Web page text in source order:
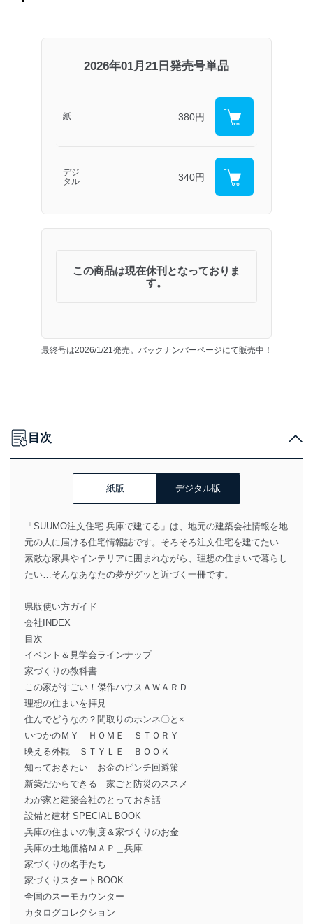
2026年01月21日発売号単品
紙 380円
デジ
タル
340円
この商品は現在休刊となっておりま
す。
最終号は2026/1/21発売。バックナンバーページにて販売中！
目次
紙版 デジタル版
「SUUMO注文住宅 兵庫で建てる」は、地元の建築会社情報を地
元の人に届ける住宅情報誌です。そろそろ注文住宅を建てたい…
素敵な家具やインテリアに囲まれながら、理想の住まいで暮らし
たい…そんなあなたの夢がグッと近づく一冊です。
県版使い方ガイド
会社INDEX
目次
イベント＆見学会ラインナップ
家づくりの教科書
この家がすごい！傑作ハウスＡＷＡＲＤ
理想の住まいを拝見
住んでどうなの？間取りのホンネ〇と×
いつかのＭＹ ＨＯＭＥ ＳＴＯＲＹ
映える外観 ＳＴＹＬＥ ＢＯＯＫ
知っておきたい お金のピンチ回避策
新築だからできる 家ごと防災のススメ
わが家と建築会社のとっておき話
設備と建材 SPECIAL BOOK
兵庫の住まいの制度＆家づくりのお金
兵庫の土地価格ＭＡＰ＿兵庫
家づくりの名手たち
家づくりスタートBOOK
全国のスーモカウンター
カタログコレクション